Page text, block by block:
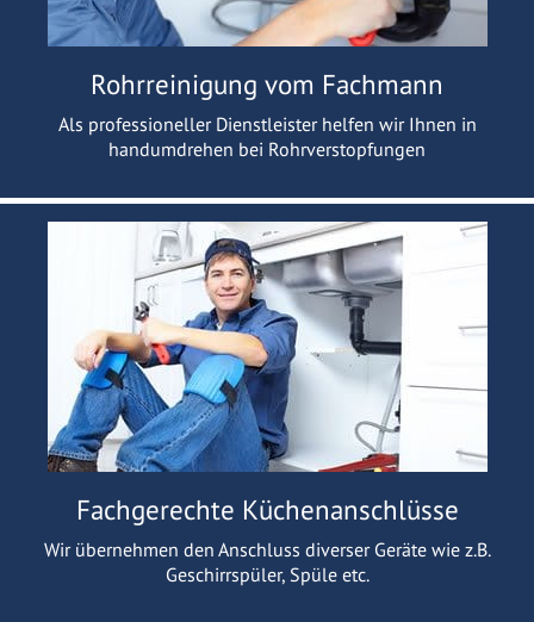
Rohrreinigung vom Fachmann
Als professioneller Dienstleister helfen wir Ihnen in
handumdrehen bei Rohrverstopfungen
Fachgerechte Küchenanschlüsse
Wir übernehmen den Anschluss diverser Geräte wie z.B.
Geschirrspüler, Spüle etc.